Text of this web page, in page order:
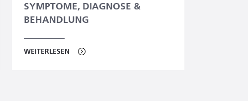
SYMPTOME, DIAGNOSE &
BEHANDLUNG
WEITERLESEN